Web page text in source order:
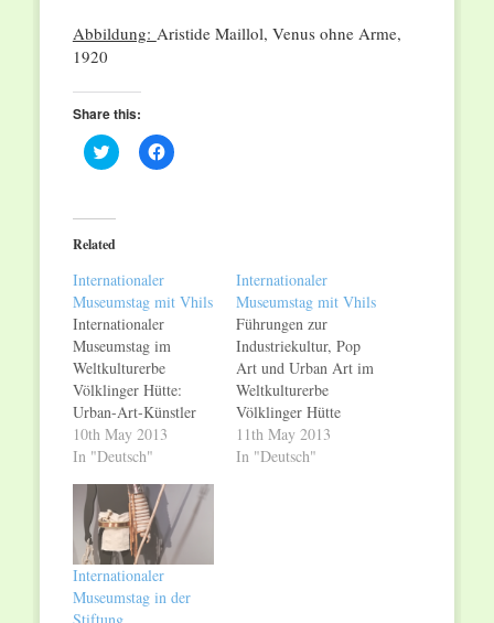
Abbildung: Aristide Maillol, Venus ohne Arme,
1920
Share this:
Click
to
(Opens
in
new
Click
to
Related
Internationaler
Museumstag mit Vhils
Internationaler
Museumstag im
Weltkulturerbe
Völklinger Hütte:
Urban-Art-Künstler
Vhils meißelt
Kunstwerk aus einer
Landschaftsgarten
"Das Paradies"
Führungen zur
Industriekultur, Pop
Art und Urban Art im
Weltkulturerbe
10th May 2013
In "Deutsch"
Internationaler
Museumstag mit Vhils
Führungen zur
Industriekultur, Pop
Art und Urban Art im
Weltkulturerbe
Völklinger Hütte
Sonntag, 12. Mai
2013, Eintritt frei
11th May 2013
In "Deutsch"
Internationaler
Museumstag in der